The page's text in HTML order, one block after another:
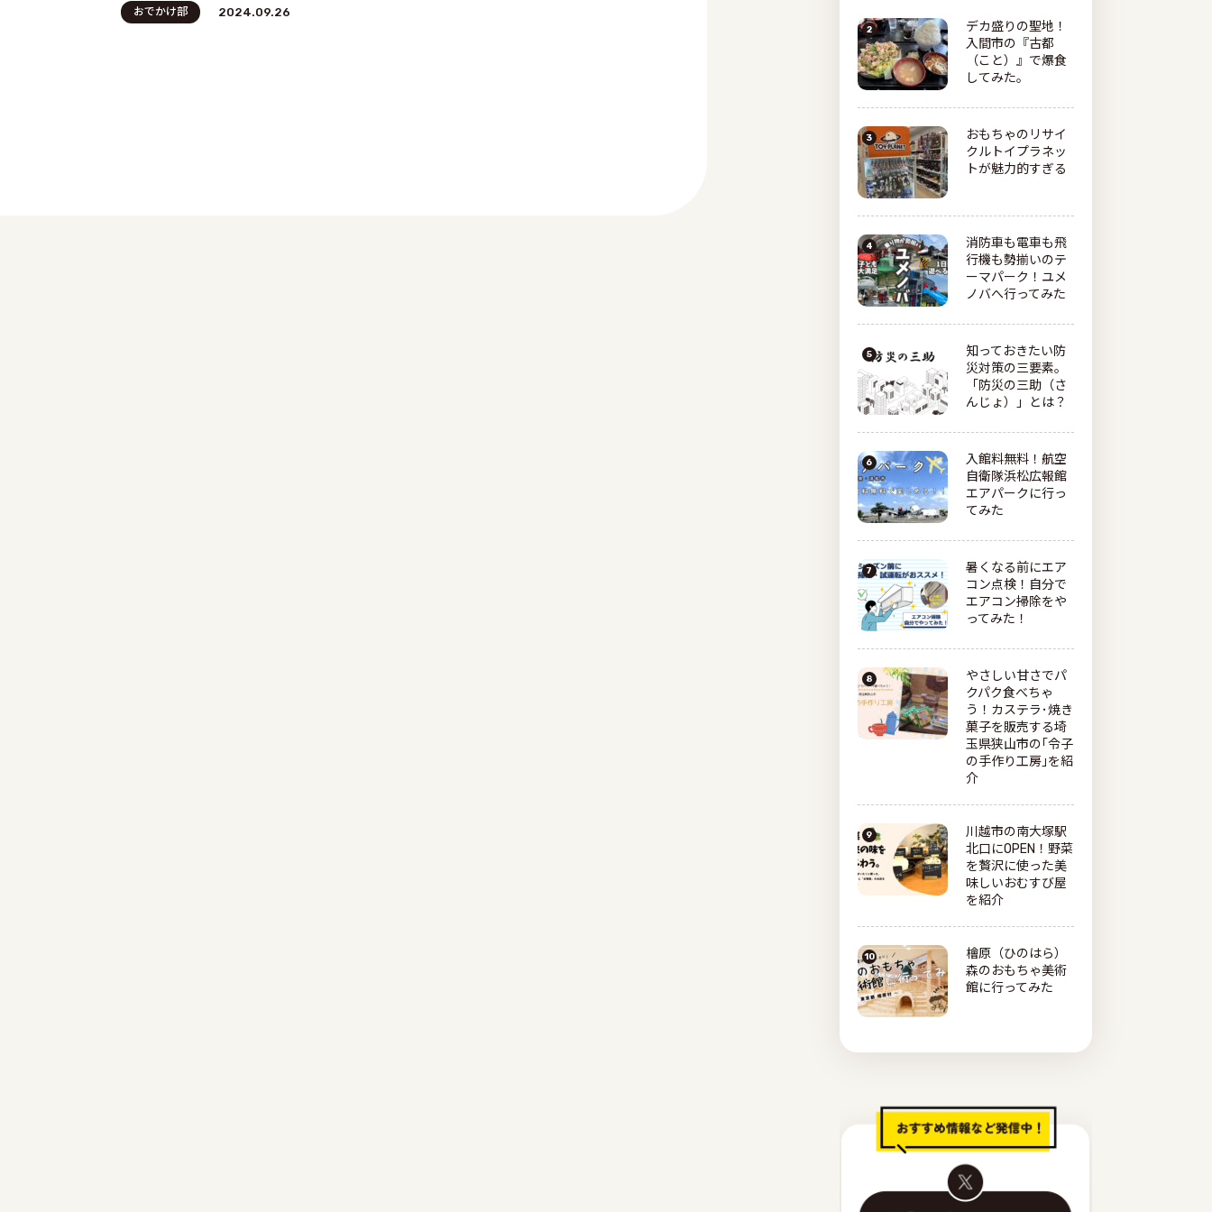
おでかけ部 2024.09.26
デカ盛りの聖地！
入間市の『古都
（こと）』で爆食
してみた。
おもちゃのリサイ
クルトイプラネッ
トが魅力的すぎる
消防車も電車も飛
行機も勢揃いのテ
ーマパーク！ユメ
ノバへ行ってみた
知っておきたい防
災対策の三要素。
「防災の三助（さ
んじょ）」とは？
入館料無料！航空
自衛隊浜松広報館
エアパークに行っ
てみた
暑くなる前にエア
コン点検！自分で
エアコン掃除をや
ってみた！
やさしい甘さでパ
クパク食べちゃ
う！カステラ･焼き
菓子を販売する埼
玉県狭山市の｢令子
の手作り工房｣を紹
介
川越市の南大塚駅
北口にOPEN！野菜
を贅沢に使った美
味しいおむすび屋
を紹介
檜原（ひのはら）
森のおもちゃ美術
館に行ってみた